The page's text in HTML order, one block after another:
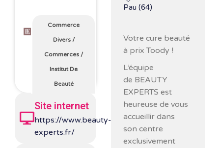
Commerce
Divers/
Commerces /
Institut De
Beauté
Site internet
https://www.beauty-
experts.fr/
Pau (64)
Votre cure beauté
à prix Toody !
L’équipe
de BEAUTY
EXPERTS est
heureuse de vous
accueillir dans
son centre
exclusivement